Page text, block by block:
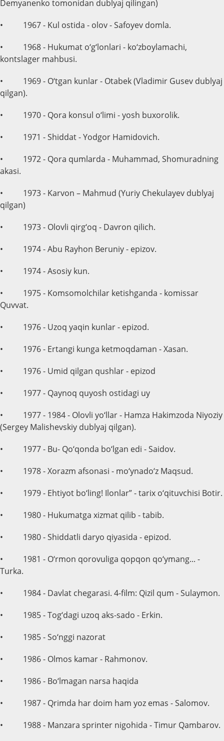
Demyanenko tomonidan dublyaj qilingan)
• 1967 - Kul ostida - olov - Safoyev domla.
• 1968 - Hukumat o‘g‘lonlari - ko‘zboylamachi,
kontslager mahbusi.
• 1969 - O‘tgan kunlar - Otabek (Vladimir Gusev dublyaj
qilgan).
• 1970 - Qora konsul o‘limi - yosh buxorolik.
• 1971 - Shiddat - Yodgor Hamidovich.
• 1972 - Qora qumlarda - Muhammad, Shomuradning
akasi.
• 1973 - Karvon – Mahmud (Yuriy Chekulayev dublyaj
qilgan)
• 1973 - Olovli qirg‘oq - Davron qilich.
• 1974 - Abu Rayhon Beruniy - epizov.
• 1974 - Asosiy kun.
• 1975 - Komsomolchilar ketishganda - komissar
Quvvat.
• 1976 - Uzoq yaqin kunlar - epizod.
• 1976 - Ertangi kunga ketmoqdaman - Xasan.
• 1976 - Umid qilgan qushlar - epizod
• 1977 - Qaynoq quyosh ostidagi uy
• 1977 - 1984 - Olovli yo‘llar - Hamza Hakimzoda Niyoziy
(Sergey Malishevskiy dublyaj qilgan).
• 1977 - Bu- Qo‘qonda bo‘lgan edi - Saidov.
• 1978 - Xorazm afsonasi - mo‘ynado‘z Maqsud.
• 1979 - Ehtiyot bo‘ling! Ilonlar” - tarix o‘qituvchisi Botir.
• 1980 - Hukumatga xizmat qilib - tabib.
• 1980 - Shiddatli daryo qiyasida - epizod.
• 1981 - O‘rmon qorovuliga qopqon qo‘ymang... -
Turka.
• 1984 - Davlat chegarasi. 4-film: Qizil qum - Sulaymon.
• 1985 - Tog‘dagi uzoq aks-sado - Erkin.
• 1985 - So‘nggi nazorat
• 1986 - Olmos kamar - Rahmonov.
• 1986 - Bo‘lmagan narsa haqida
• 1987 - Qrimda har doim ham yoz emas - Salomov.
• 1988 - Manzara sprinter nigohida - Timur Qambarov.